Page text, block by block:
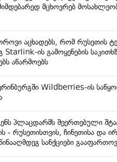
მცხოვრებ
აცხადებს, რომ რუსეთის
Starlink-ის გამოყენების
აწარმოებს
Wildberries-ის
პლაცდარმს შეერთებული
- რუსეთისთვის, ჩინეთისა და
სანქციები